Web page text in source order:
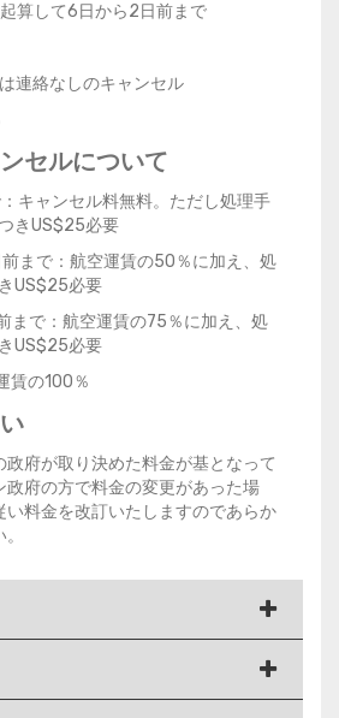
算して6日から2日前まで
連絡なしのキャンセル
セルについて
キャンセル料無料。ただし処理手
きUS$25必要
まで：航空運賃の50％に加え、処
US$25必要
まで：航空運賃の75％に加え、処
US$25必要
賃の100％
府が取り決めた料金が基となって
政府の方で料金の変更があった場
い料金を改訂いたしますのであらか